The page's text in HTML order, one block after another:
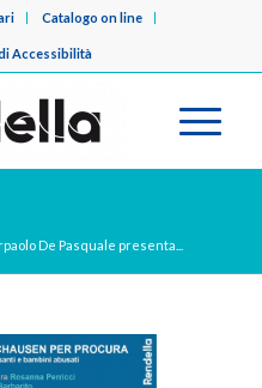
Catalogo on line
Accessibilità
De Pasquale presenta...